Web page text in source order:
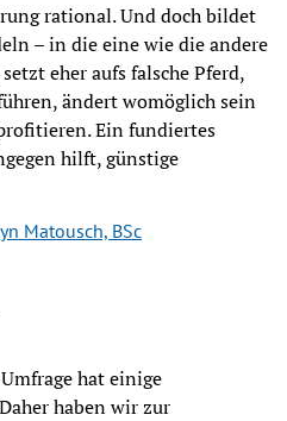
rational. Und doch bildet
– in die eine wie die andere
eher aufs falsche Pferd,
ändert womöglich sein
Ein fundiertes
hilft, günstige
Matousch, BSc
hat einige
haben wir zur